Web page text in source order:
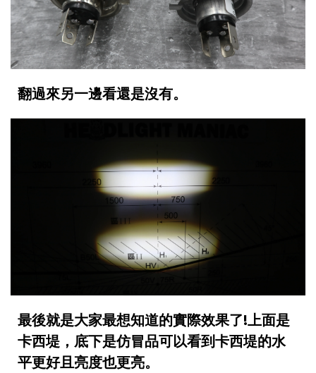
翻過來另一邊看還是沒有。
最後就是大家最想知道的實際效果了!上面是
卡西堤，底下是仿冒品可以看到卡西堤的水
平更好且亮度也更亮。